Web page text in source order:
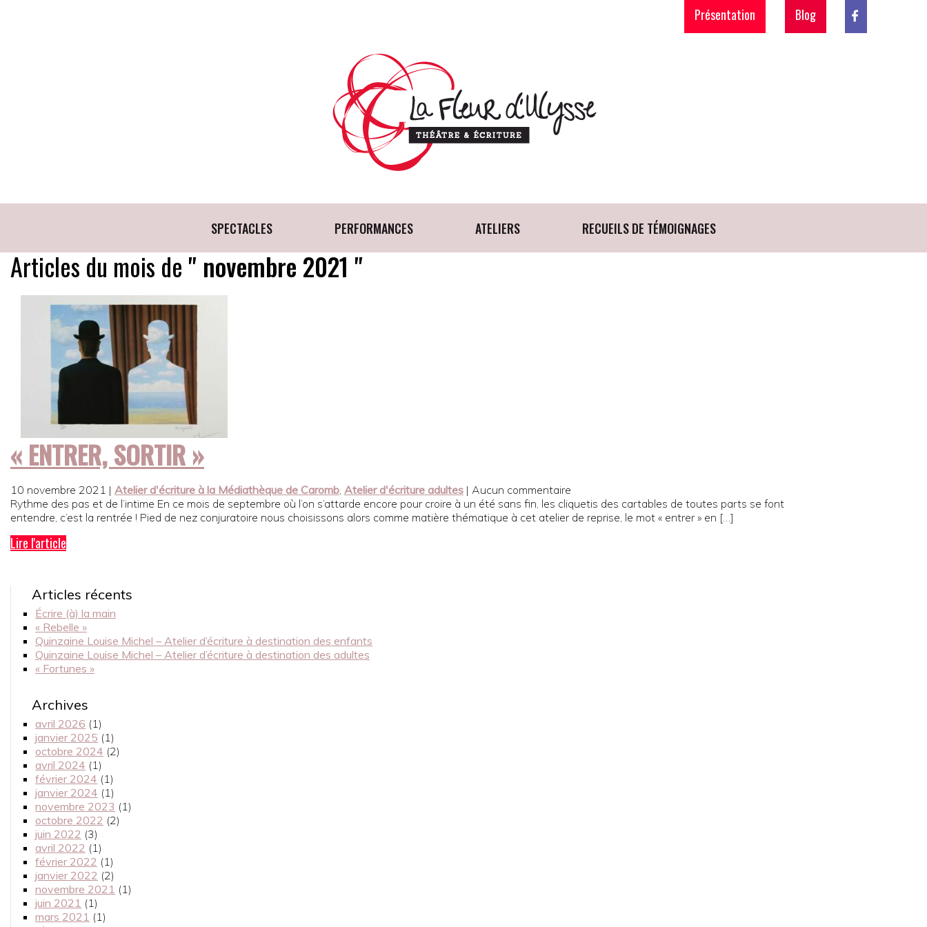
Présentation Blog
SPECTACLES PERFORMANCES ATELIERS RECUEILS DE TÉMOIGNAGES
Articles du mois de " novembre 2021 "
« ENTRER, SORTIR »
10 novembre 2021 | Atelier d'écriture à la Médiathèque de Caromb, Atelier d'écriture adultes | Aucun commentaire
Rythme des pas et de l’intime En ce mois de septembre où l’on s’attarde encore pour croire à un été sans fin, les cliquetis des cartables de toutes parts se font
entendre, c’est la rentrée ! Pied de nez conjuratoire nous choisissons alors comme matière thématique à cet atelier de reprise, le mot « entrer » en […]
Lire l'article
Articles récents
Écrire (à) la main
« Rebelle »
Quinzaine Louise Michel – Atelier d’écriture à destination des enfants
Quinzaine Louise Michel – Atelier d’écriture à destination des adultes
« Fortunes »
Archives
avril 2026 (1)
janvier 2025 (1)
octobre 2024 (2)
avril 2024 (1)
février 2024 (1)
janvier 2024 (1)
novembre 2023 (1)
octobre 2022 (2)
juin 2022 (3)
avril 2022 (1)
février 2022 (1)
janvier 2022 (2)
novembre 2021 (1)
juin 2021 (1)
mars 2021 (1)